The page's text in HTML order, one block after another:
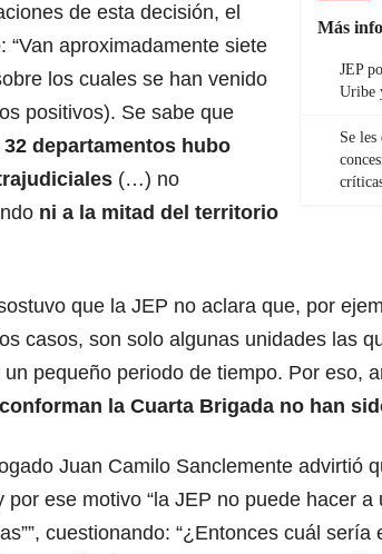
Más
JEP
Uribe
Se les
de esta decisión, el
“Van aproximadamente siete
los cuales se han venido
positivos). Se sabe que
departamentos hubo
(…) no
ni a la mitad del territorio
que la JEP no aclara que, por
casos, son solo algunas unidades las
pequeño periodo de tiempo. Por eso,
la Cuarta Brigada no han
Juan Camilo Sanclemente advirtió
por ese motivo “la JEP no puede hacer
cuestionando: “¿Entonces cuál